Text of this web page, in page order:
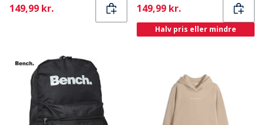
Current
149,99 kr. Current
149,99 kr.
Halv pris eller mindre